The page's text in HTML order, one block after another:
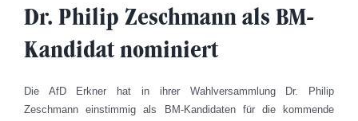
Dr. Philip Zeschmann als BM-
Kandidat nominiert
Die AfD Erkner hat in ihrer Wahlversammlung Dr. Philip
Zeschmann einstimmig als BM-Kandidaten für die kommende